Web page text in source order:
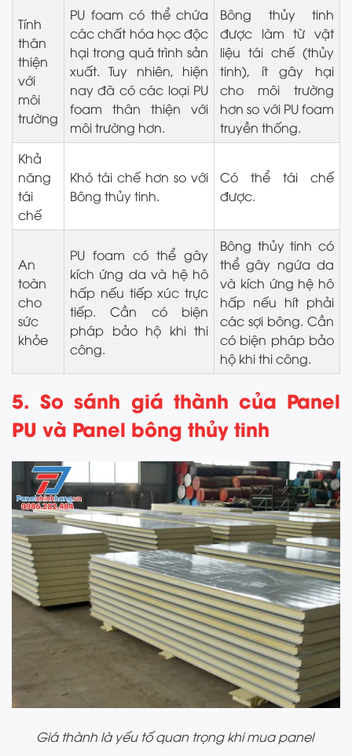
Tính
thân
thiện
với
môi
trường
PU foam có thể chứa
các chất hóa học độc
hại trong quá trình sản
xuất. Tuy nhiên, hiện
nay đã có các loại PU
foam thân thiện với
môi trường hơn.
Bông thủy tinh
được làm từ vật
liệu tái chế (thủy
tinh), ít gây hại
cho môi trường
hơn so với PU foam
truyền thống.
Khả
năng
tái
chế
Khó tái chế hơn so với
Bông thủy tinh.
Có thể tái chế
được.
An
toàn
cho
sức
khỏe
PU foam có thể gây
kích ứng da và hệ hô
hấp nếu tiếp xúc trực
tiếp. Cần có biện
pháp bảo hộ khi thi
công.
Bông thủy tinh có
thể gây ngứa da
và kích ứng hệ hô
hấp nếu hít phải
các sợi bông. Cần
có biện pháp bảo
hộ khi thi công.
5. So sánh giá thành của Panel
PU và Panel bông thủy tinh
Giá thành là yếu tố quan trọng khi mua panel